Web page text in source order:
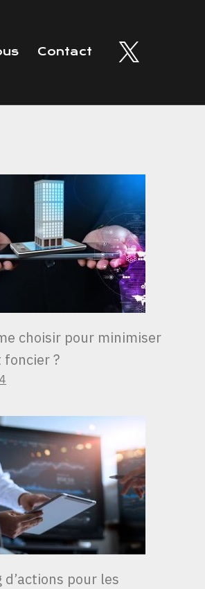
Contact
choisir pour minimiser
foncier ?
d’actions pour les